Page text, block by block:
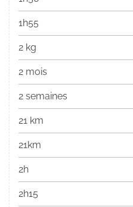
1h55
2 kg
2 mois
2 semaines
21 km
21km
2h
2h15